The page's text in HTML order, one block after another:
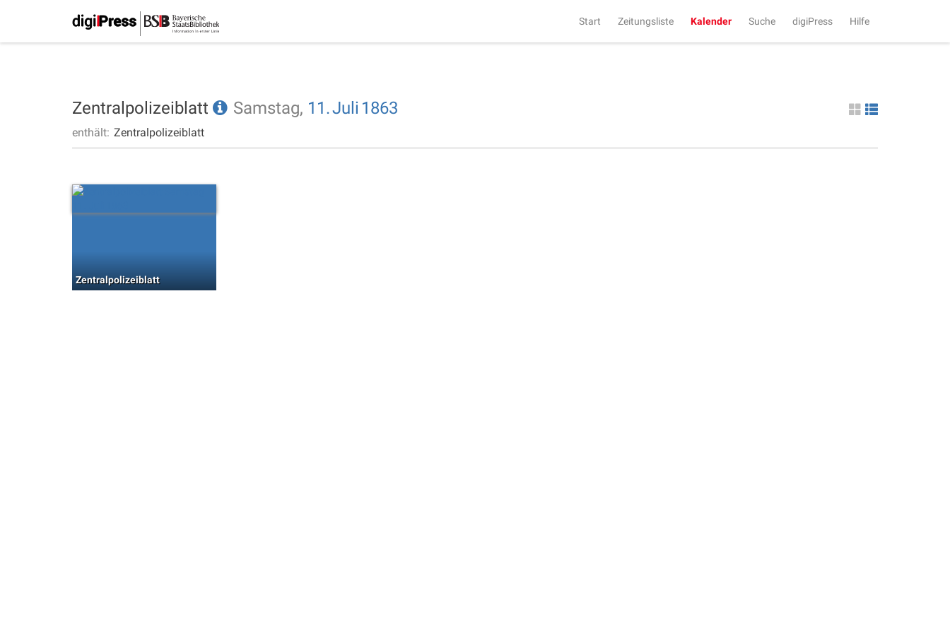
Start Zeitungsliste Kalender Suche digiPress Hilfe
Zentralpolizeiblatt Samstag, 11.Juli 1863
enthält: Zentralpolizeiblatt
Zentralpolizeiblatt